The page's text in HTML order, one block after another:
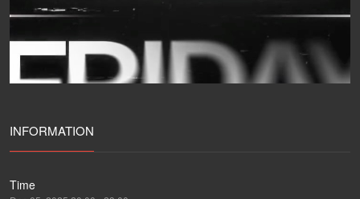
INFORMATION
Time